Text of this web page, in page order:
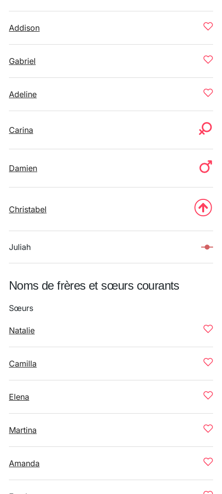
Addison
Gabriel
Adeline
Carina
Damien
Christabel
Juliah
Noms de frères et sœurs courants
Sœurs
Natalie
Camilla
Elena
Martina
Amanda